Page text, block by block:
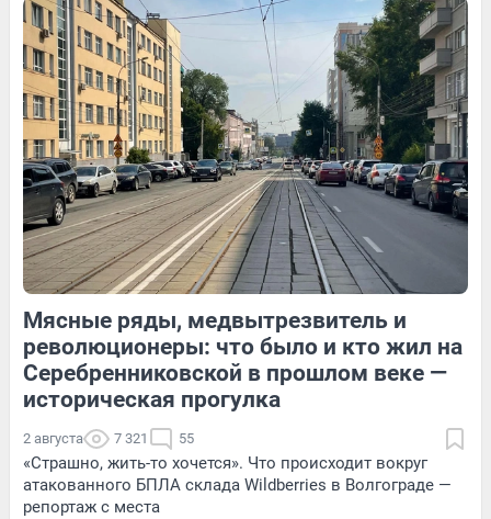
49 Обсудить
9 Обсудить 79 Обсудить
13 Обсудить 65 1
Мясные ряды, медвытрезвитель и
революционеры: что было и кто жил на
Серебренниковской в прошлом веке —
историческая прогулка
2 августа 7 321 55
«Страшно, жить-то хочется». Что происходит вокруг
атакованного БПЛА склада Wildberries в Волгограде —
репортаж с места